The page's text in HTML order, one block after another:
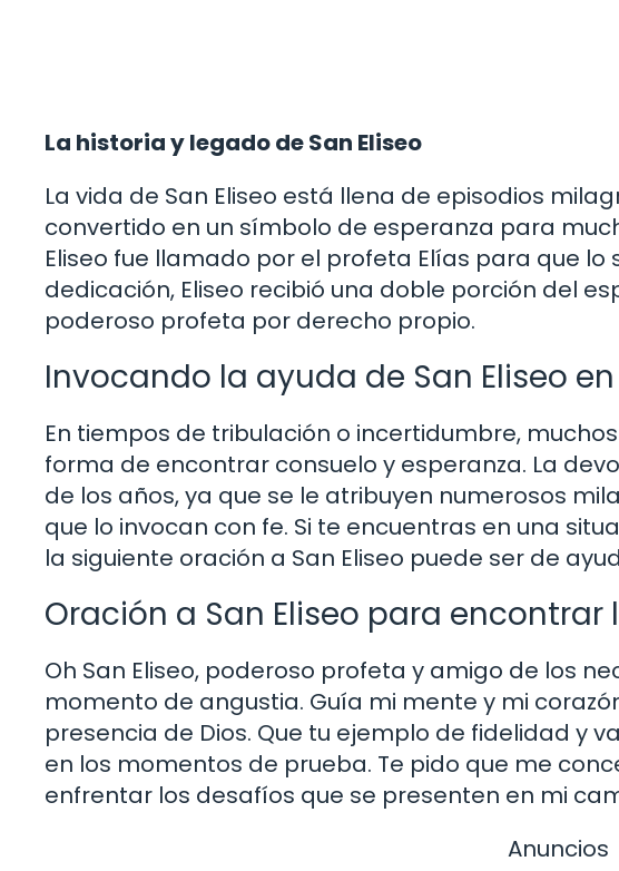
La historia y legado de San Eliseo
La vida de San Eliseo está llena de episodios
convertido en un símbolo de esperanza para
Eliseo fue llamado por el profeta Elías para que lo
dedicación, Eliseo recibió una doble porción del
poderoso profeta por derecho propio.
Invocando la ayuda de San Eliseo
En tiempos de tribulación o incertidumbre,
forma de encontrar consuelo y esperanza. La
de los años, ya que se le atribuyen numerosos
que lo invocan con fe. Si te encuentras en una
la siguiente oración a San Eliseo puede ser de
Oración a San Eliseo para encontrar
Oh San Eliseo, poderoso profeta y amigo de los
momento de angustia. Guía mi mente y mi
presencia de Dios. Que tu ejemplo de fidelidad y
en los momentos de prueba. Te pido que me
enfrentar los desafíos que se presenten en mi
Anuncios